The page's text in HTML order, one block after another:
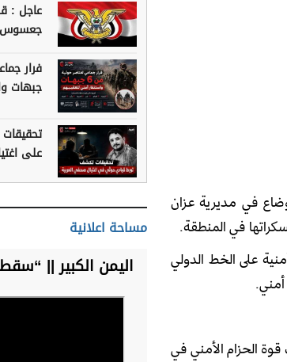
في مديريةعزان
في المنطقة.
على الخط الدولي
الحزام الأمني في
عاجل :
جعسوس
جبهات
على
مساحة اعلانية
اليمن الكبير ||